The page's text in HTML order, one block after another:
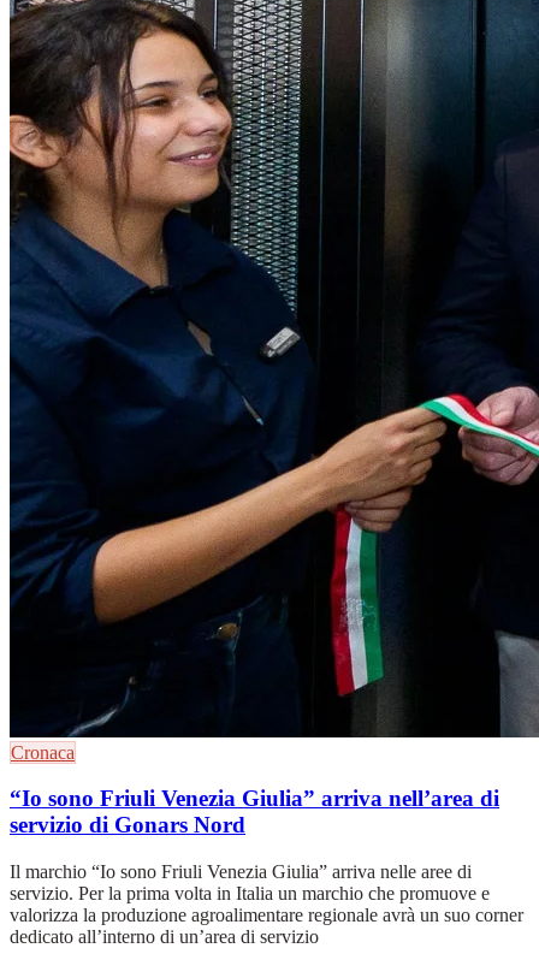
Cronaca
“Io sono Friuli Venezia Giulia” arriva nell’area di
servizio di Gonars Nord
Il marchio “Io sono Friuli Venezia Giulia” arriva nelle aree di
servizio. Per la prima volta in Italia un marchio che promuove e
valorizza la produzione agroalimentare regionale avrà un suo corner
dedicato all’interno di un’area di servizio